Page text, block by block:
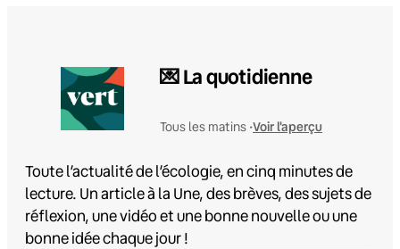
💌 La quotidienne
Tous les matins •Voir l'aperçu
Toute l’actualité de l’écologie, en cinq minutes de
lecture. Un article à la Une, des brèves, des sujets de
réflexion, une vidéo et une bonne nouvelle ou une
bonne idée chaque jour !